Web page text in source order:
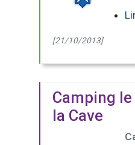
[21/10/2013]
Camping
la Cave